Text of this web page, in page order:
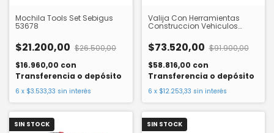
Mochila Tools Set Sebigus
53678
$21.200,00 $26.500,00
$16.960,00 con
Transferencia o depósito
6 x $3.533,33 sin interés
Valija Con Herramientas
Construccion Vehiculos
$73.520,00 $91.900,00
$58.816,00 con
Transferencia o depósito
6 x $12.253,33 sin interés
SIN STOCK SIN STOCK